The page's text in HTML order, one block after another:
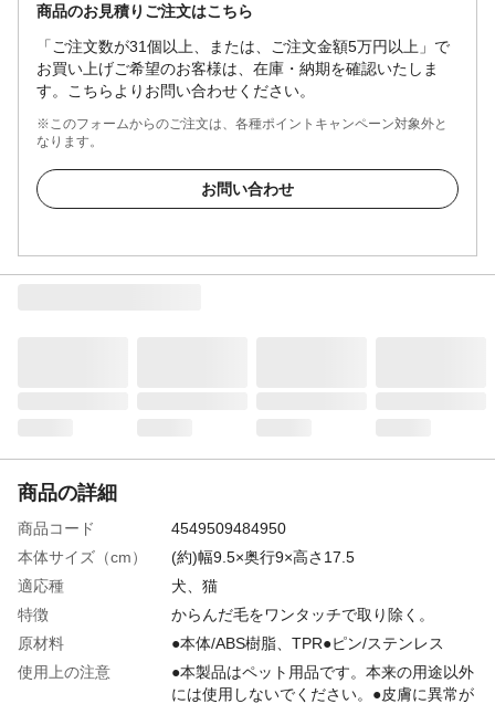
商品のお見積りご注文はこちら
「ご注文数が31個以上、または、ご注文金額5万円以上」で
お買い上げご希望のお客様は、在庫・納期を確認いたしま
す。こちらよりお問い合わせください。
※このフォームからのご注文は、各種ポイントキャンペーン対象外と
なります。
お問い合わせ
商品の詳細
商品コード
4549509484950
本体サイズ（cm）
(約)幅9.5×奥行9×高さ17.5
適応種
犬、猫
特徴
からんだ毛をワンタッチで取り除く。
原材料
●本体/ABS樹脂、TPR●ピン/ステンレス
使用上の注意
●本製品はペット用品です。本来の用途以外
には使用しないでください。●皮膚に異常が